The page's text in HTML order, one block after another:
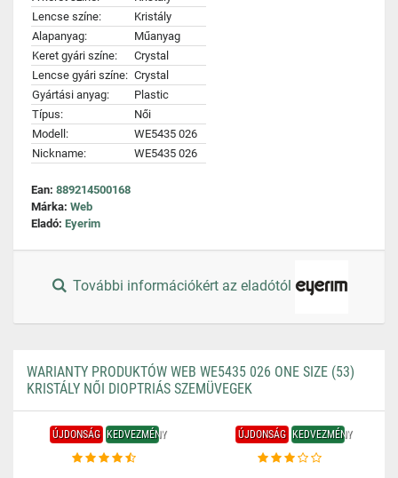
Lencse színe:
Kristály
Alapanyag:
Műanyag
Keret gyári színe:
Crystal
Lencse gyári színe: Crystal
Gyártási anyag:
Plastic
Típus:
Női
Modell:
WE5435 026
Nickname:
WE5435 026
Ean: 889214500168
Márka: Web
Eladó: Eyerim
További információkért az eladótól
WARIANTY PRODUKTÓW WEB WE5435 026 ONE SIZE (53)
KRISTÁLY NŐI DIOPTRIÁS SZEMÜVEGEK
ÚJDONSÁG KEDVEZMÉNY ÚJDONSÁG KEDVEZMÉNY